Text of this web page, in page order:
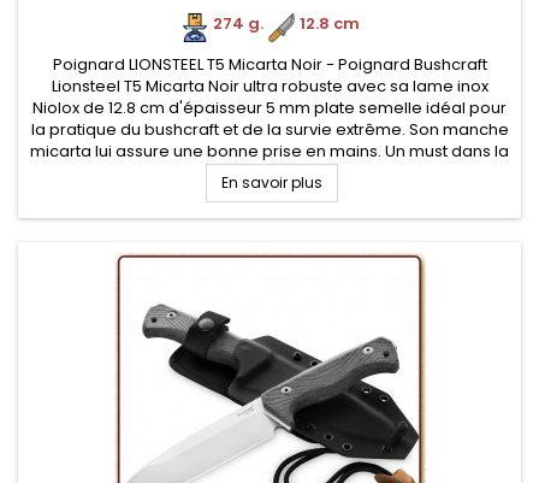
274 g.
12.8 cm
Poignard LIONSTEEL T5 Micarta Noir - Poignard Bushcraft
Lionsteel T5 Micarta Noir ultra robuste avec sa lame inox
Niolox de 12.8 cm d'épaisseur 5 mm plate semelle idéal pour
la pratique du bushcraft et de la survie extrême. Son manche
micarta lui assure une bonne prise en mains. Un must dans la
gamme des meilleurs poignards bushcraft.
En savoir plus